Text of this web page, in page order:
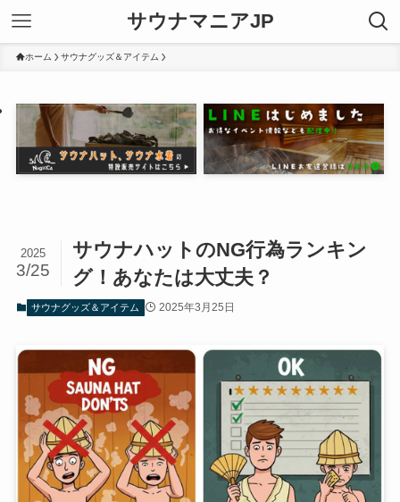
サウナマニアJP
ホーム サウナグッズ＆アイテム
サウナハットのNG行為ランキン
グ！あなたは大丈夫？
2025
3/25
サウナグッズ＆アイテム 2025年3月25日